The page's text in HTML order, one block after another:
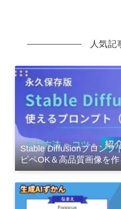
人気記
Stable Diffusionプロンプ
ピペOK＆高品質画像を
版